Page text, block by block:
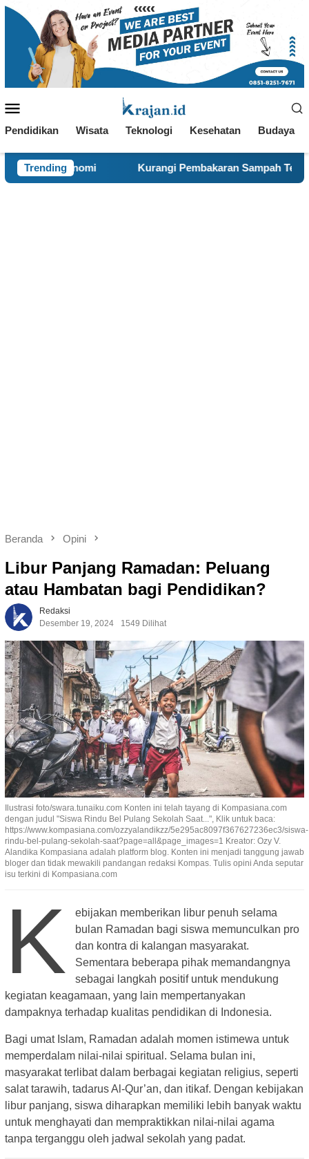
Loncat
Mobile
Pendidikan Wisata Teknologi Kesehatan Budaya
Trending
Kurangi Pembakaran Sampah Terbuka, KKN 120 dan
Beranda Opini
Libur Panjang Ramadan: Peluang
atau Hambatan bagi Pendidikan?
Redaksi
Desember 19, 2024
1549 Dilihat
Ilustrasi foto/swara.tunaiku.com Konten ini telah tayang di Kompasiana.com
dengan judul "Siswa Rindu Bel Pulang Sekolah Saat...", Klik untuk baca:
https://www.kompasiana.com/ozzyalandikzz/5e295ac8097f367627236ec3/siswa-
rindu-bel-pulang-sekolah-saat?page=all&page_images=1 Kreator: Ozy V.
Alandika Kompasiana adalah platform blog. Konten ini menjadi tanggung jawab
bloger dan tidak mewakili pandangan redaksi Kompas. Tulis opini Anda seputar
isu terkini di Kompasiana.com
K
ebijakan memberikan libur penuh selama
bulan Ramadan bagi siswa memunculkan pro
dan kontra di kalangan masyarakat.
Sementara beberapa pihak memandangnya
sebagai langkah positif untuk mendukung
kegiatan keagamaan, yang lain mempertanyakan
dampaknya terhadap kualitas pendidikan di Indonesia.
Bagi umat Islam, Ramadan adalah momen istimewa untuk
memperdalam nilai-nilai spiritual. Selama bulan ini,
masyarakat terlibat dalam berbagai kegiatan religius, seperti
salat tarawih, tadarus Al-Qur’an, dan itikaf. Dengan kebijakan
libur panjang, siswa diharapkan memiliki lebih banyak waktu
untuk menghayati dan mempraktikkan nilai-nilai agama
tanpa terganggu oleh jadwal sekolah yang padat.